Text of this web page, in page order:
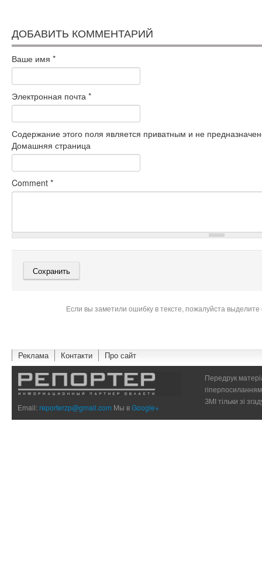
ДОБАВИТЬ КОММЕНТАРИЙ
Ваше имя *
Электронная почта *
Содержание этого поля является приватным и не
Домашняя страница
Comment *
Если вы заметили ошибку в тексте, пожалуйста
Реклама Контакти Про сайт
Email:reporterzp@gmail.com Мы вGoogle+
Передрук
ЗМІ тільки зі